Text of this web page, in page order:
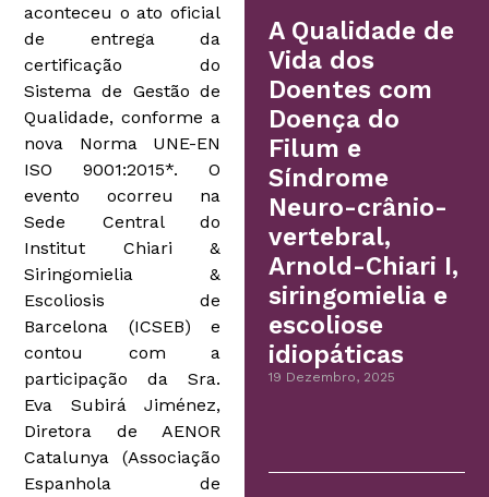
aconteceu o ato oficial
de entrega da
certificação do
Sistema de Gestão de
Qualidade, conforme a
nova Norma UNE-EN
ISO 9001:2015*. O
evento ocorreu na
Sede Central do
Institut Chiari &
Siringomielia &
Escoliosis de
Barcelona (ICSEB) e
contou com a
participação da Sra.
Eva Subirá Jiménez,
Diretora de AENOR
Catalunya (Associação
Espanhola de
A Qualidade de
Vida dos
Doentes com
Doença do
Filum e
Síndrome
Neuro-crânio-
vertebral,
Arnold-Chiari I,
siringomielia e
escoliose
idiopáticas
19 Dezembro, 2025